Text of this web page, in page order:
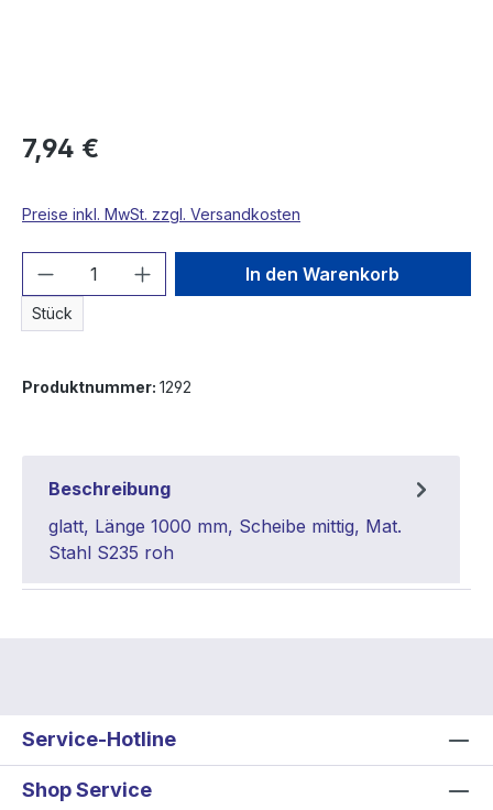
7,94 €
Preise inkl. MwSt. zzgl. Versandkosten
Produkt Anzahl: Gib den
Stück
In den Warenkorb
Produktnummer: 1292
Beschreibung
glatt, Länge 1000 mm, Scheibe mittig, Mat.
Stahl S235 roh
Service-Hotline
Shop Service